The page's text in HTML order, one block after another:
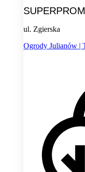
ul. Zgierska
Ogrody Julianów |